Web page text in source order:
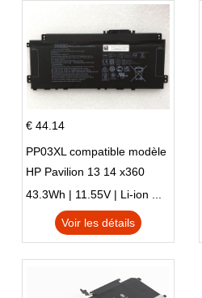
€ 44.14
PP03XL compatible modèle
HP Pavilion 13 14 x360
L83388-AC1 L83388-421
HSTNN-LB8S M01118-421
M01144-005 13-BB 14-DV
43.3Wh | 11.55V | Li-ion ...
Voir les détails